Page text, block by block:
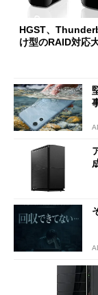
HGST、
け型のRAID対応